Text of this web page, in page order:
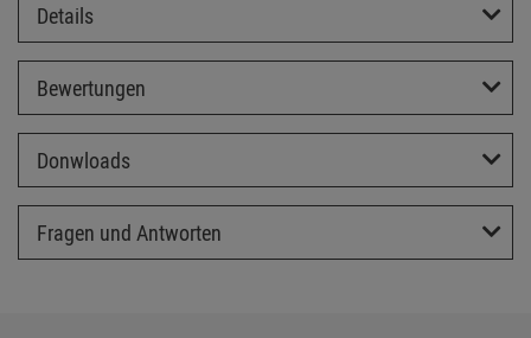
Details
Bewertungen
Donwloads
Fragen und Antworten